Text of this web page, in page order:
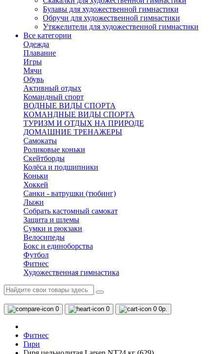
Булавы для художественной гимнастики
Обручи для художественной гимнастики
Утяжелители для художественной гимнастики
Все категории
Одежда
Плавание
Игры
Мячи
Обувь
Активный отдых
Командный спорт
ВОДНЫЕ ВИДЫ СПОРТА
КОМАНДНЫЕ ВИДЫ СПОРТА
ТУРИЗМ И ОТДЫХ НА ПРИРОДЕ
ДОМАШНИЕ ТРЕНАЖЕРЫ
Самокаты
Роликовые коньки
Скейтборды
Колёса и подшипники
Коньки
Хоккей
Санки - ватрушки (тюбинг)
Лыжи
Собрать кастомный самокат
Защита и шлемы
Сумки и рюкзаки
Велосипеды
Бокс и единоборства
Футбол
Фитнес
Художественная гимнастика
0 0 0 0р.
Фитнес
Гири